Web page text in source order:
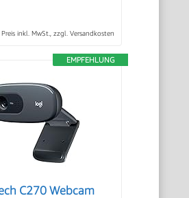
Preis inkl. MwSt., zzgl. Versandkosten
EMPFEHLUNG
C270 Webcam